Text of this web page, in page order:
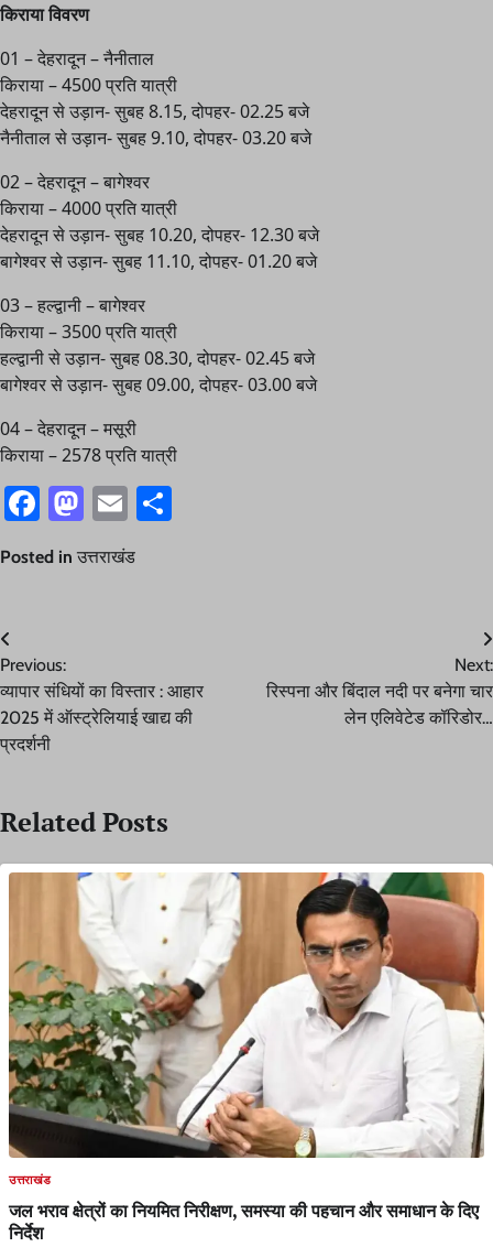
किराया विवरण
01 – देहरादून – नैनीताल
किराया – 4500 प्रति यात्री
देहरादून से उड़ान- सुबह 8.15, दोपहर- 02.25 बजे
नैनीताल से उड़ान- सुबह 9.10, दोपहर- 03.20 बजे
02 – देहरादून – बागेश्वर
किराया – 4000 प्रति यात्री
देहरादून से उड़ान- सुबह 10.20, दोपहर- 12.30 बजे
बागेश्वर से उड़ान- सुबह 11.10, दोपहर- 01.20 बजे
03 – हल्द्वानी – बागेश्वर
किराया – 3500 प्रति यात्री
हल्द्वानी से उड़ान- सुबह 08.30, दोपहर- 02.45 बजे
बागेश्वर से उड़ान- सुबह 09.00, दोपहर- 03.00 बजे
04 – देहरादून – मसूरी
किराया – 2578 प्रति यात्री
Facebook
Mastodon
Email
Posted in उत्तराखंड
Post
navigation
Previous:
व्यापार संधियों का विस्तार : आहार
2025 में ऑस्ट्रेलियाई खाद्य की
प्रदर्शनी
Next:
रिस्पना और बिंदाल नदी पर बनेगा चार
लेन एलिवेटेड कॉरिडोर…
Related Posts
उत्तराखंड
जल भराव क्षेत्रों का नियमित निरीक्षण, समस्या की पहचान और समाधान के दिए
निर्देश